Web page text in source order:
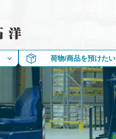
荷物/商品を預けたい